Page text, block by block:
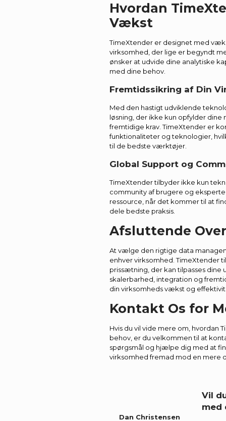
Hvordan
Vækst
TimeXtender er designet med
virksomhed, der lige er begyndt
ønsker at udvide dine analytiske
med dine behov.
Fremtidssikring af Din
Med den hastigt udviklende
løsning, der ikke kun opfylder
fremtidige krav. TimeXtender er
funktionaliteter og teknologier,
til de bedste værktøjer.
Global Support og
TimeXtender tilbyder ikke kun
community af brugere og
ressource, når det kommer til at
dele bedste praksis.
Afsluttende
At vælge den rigtige data
enhver virksomhed. TimeXtender
prissætning, der kan tilpasses dine
skalerbarhed, integration og
din virksomheds vækst og
Kontakt Os for
Hvis du vil vide mere om, hvordan
behov, er du velkommen til at
spørgsmål og hjælpe dig med at
virksomhed fremad mod en mere
Dan Christensen
Vil
med